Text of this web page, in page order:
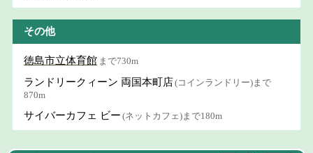
その他
徳島市立体育館 まで730m
ランドリークィーン 両国本町店(コインランドリー)まで
870m
サイバーカフェ ビー (ネットカフェ)まで180m